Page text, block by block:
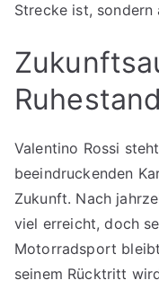
Strecke ist,
Ruhestand
Valentino Rossi
beeindruckenden
Zukunft. Nach
viel erreicht, doch
Motorradsport
seinem Rücktritt